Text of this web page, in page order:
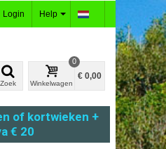
Help
Login
Zoek Winkelwagen
0
€ 0,00
of kortwieken +
€ 20